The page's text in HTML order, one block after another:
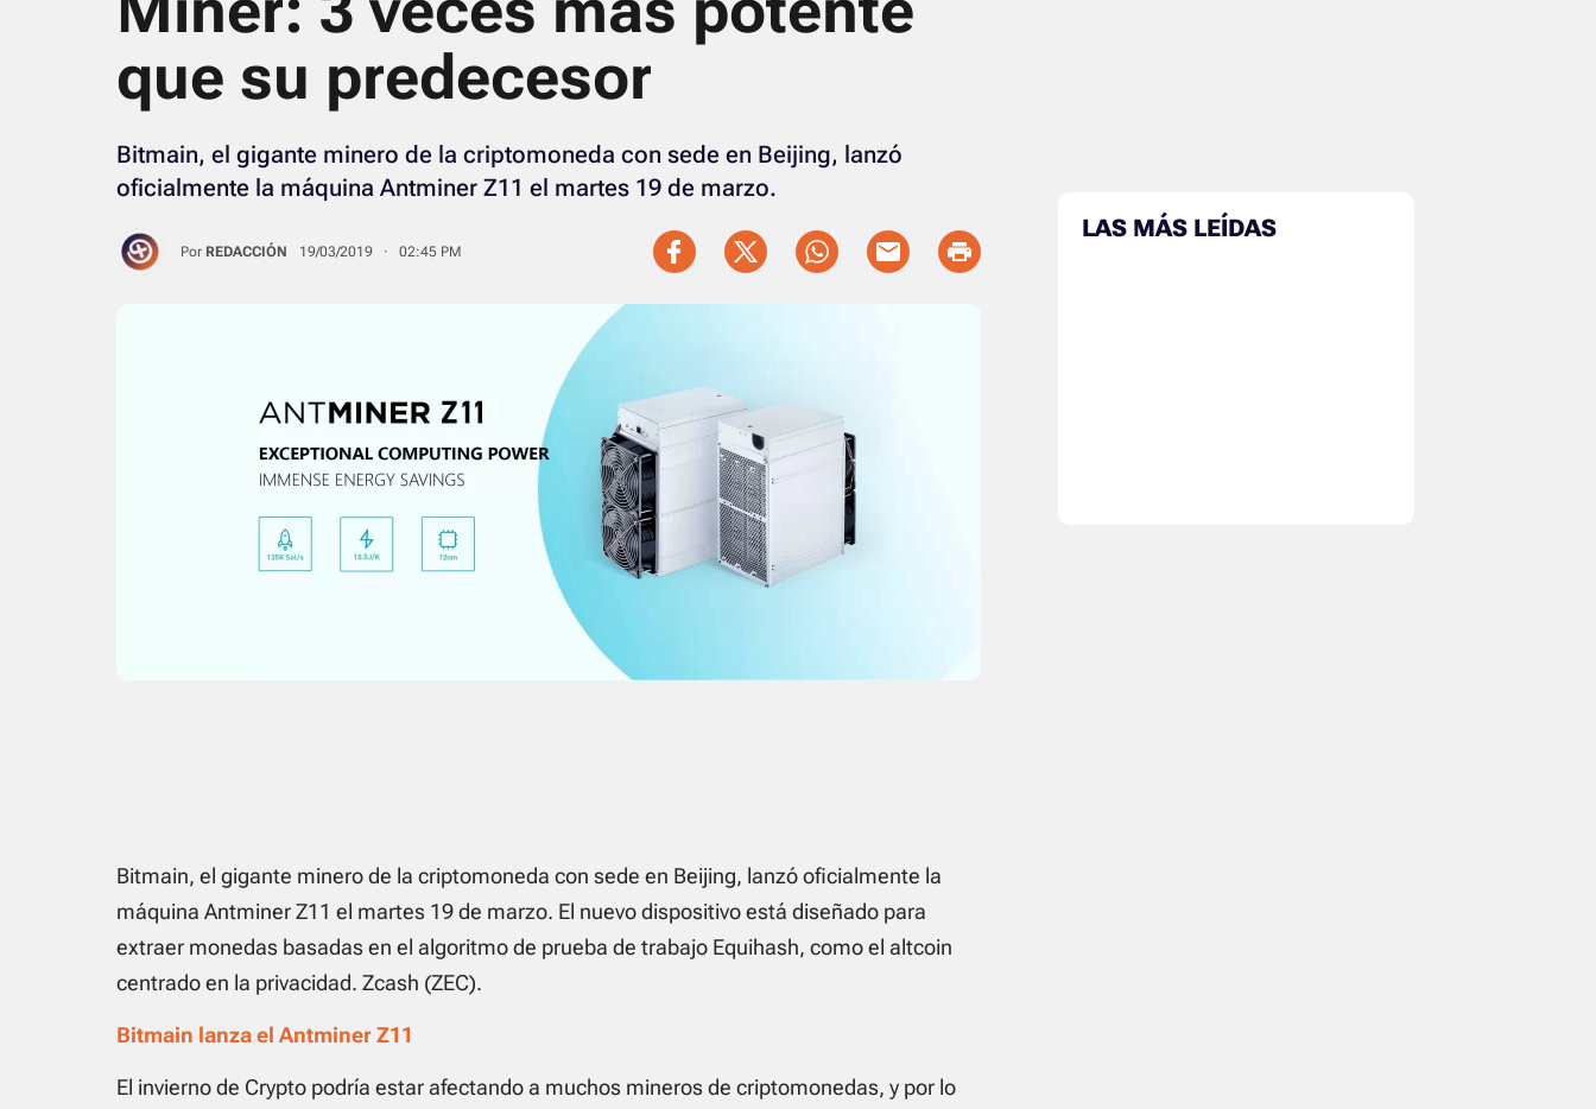
que su predecesor
Bitmain, el gigante minero de la criptomoneda con sede en Beijing, lanzó
oficialmente la máquina Antminer Z11 el martes 19 de marzo.
Por REDACCIÓN 19/03/2019 · 02:45 PM
Bitmain, el gigante minero de la criptomoneda con sede en Beijing, lanzó oficialmente la
máquina Antminer Z11 el martes 19 de marzo. El nuevo dispositivo está diseñado para
extraer monedas basadas en el algoritmo de prueba de trabajo Equihash, como el altcoin
centrado en la privacidad. Zcash (ZEC).
Bitmain lanza el Antminer Z11
El invierno de Crypto podría estar afectando a muchos mineros de criptomonedas, y por lo
LAS MÁS LEÍDAS